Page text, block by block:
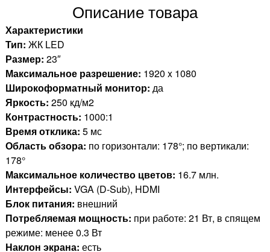
Описание товара
Характеристики
Тип: ЖК LED
Размер: 23″
Максимальное разрешение: 1920 x 1080
Широкоформатный монитор: да
Яркость: 250 кд/м2
Контрастность: 1000:1
Время отклика: 5 мс
Область обзора: по горизонтали: 178°; по вертикали:
178°
Максимальное количество цветов: 16.7 млн.
Интерфейсы: VGA (D-Sub), HDMI
Блок питания: внешний
Потребляемая мощность: при работе: 21 Вт, в спящем
режиме: менее 0.3 Вт
Наклон экрана: есть